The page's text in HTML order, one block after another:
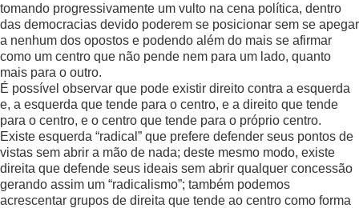
tomando progressivamente um vulto na cena política, dentro
das democracias devido poderem se posicionar sem se apegar
a nenhum dos opostos e podendo além do mais se afirmar
como um centro que não pende nem para um lado, quanto
mais para o outro.
É possível observar que pode existir direito contra a esquerda
e, a esquerda que tende para o centro, e a direito que tende
para o centro, e o centro que tende para o próprio centro.
Existe esquerda “radical” que prefere defender seus pontos de
vistas sem abrir a mão de nada; deste mesmo modo, existe
direita que defende seus ideais sem abrir qualquer concessão
gerando assim um “radicalismo”; também podemos
acrescentar grupos de direita que tende ao centro como forma